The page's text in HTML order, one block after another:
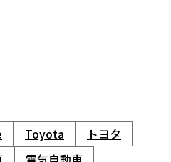
Toyota
トヨタ